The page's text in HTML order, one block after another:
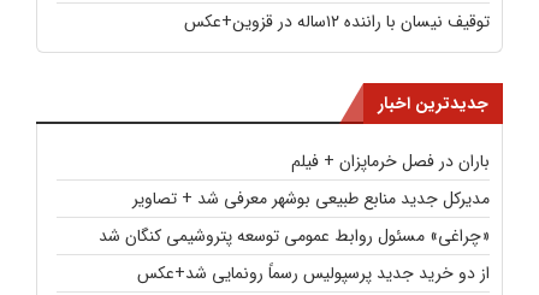
توقیف نیسان با راننده ۱۲ساله در قزوین+عکس
جدیدترین اخبار
باران در فصل خرماپزان + فیلم
مدیرکل جدید منابع طبیعی بوشهر معرفی شد + تصاویر
«چراغی» مسئول روابط عمومی توسعه پتروشیمی کنگان شد
از دو خرید جدید پرسپولیس رسماً رونمایی شد+عکس